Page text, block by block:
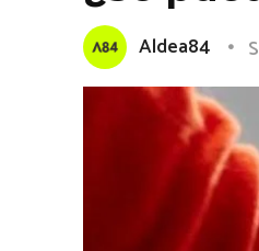
Aldea84